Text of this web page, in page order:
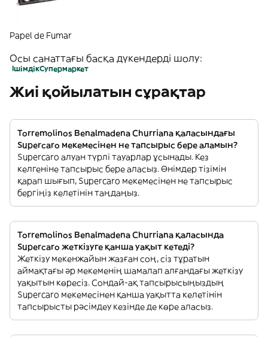
Papel de Fumar
Осы санаттағы басқа дүкендерді шолу:
ІшімдікСупермаркет
Жиі қойылатын сұрақтар
Torremolinos Benalmadena Churriana қаласындағы
Supercaro мекемесінен не тапсырыс бере аламын?
Supercaro алуан түрлі тауарлар ұсынады. Кез
келгеніне тапсырыс бере аласыз. Өнімдер тізімін
қарап шығып, Supercaro мекемесінен не тапсырыс
бергіңіз келетінін таңдаңыз.
Torremolinos Benalmadena Churriana қаласында
Supercaro жеткізуге қанша уақыт кетеді?
Жеткізу мекенжайын жазған соң, сіз тұратын
аймақтағы әр мекеменің шамалап алғандағы жеткізу
уақытын көресіз. Сондай-ақ тапсырысыңыздың
Supercaro мекемесінен қанша уақытта келетінін
тапсырысты рәсімдеу кезінде де көре аласыз.